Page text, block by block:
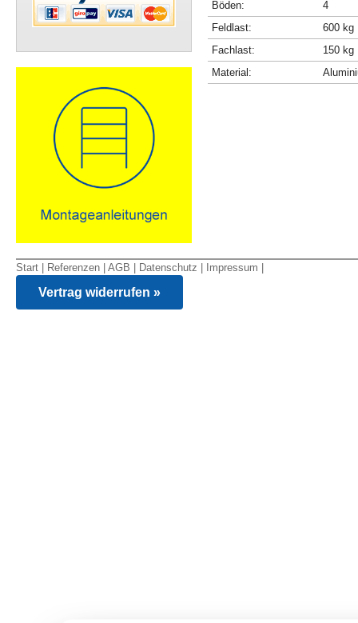
Böden:
4
Feldlast:
600 kg
Fachlast:
150 kg
Material:
Start Referenzen AGB Datenschutz Impressum
Vertrag widerrufen »